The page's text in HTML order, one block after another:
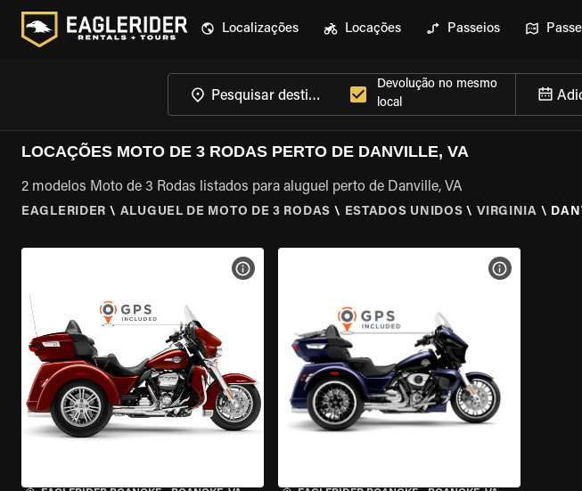
Localizações Locações Passeios
Devolução no mesmo
local
LOCAÇÕES MOTO DE 3 RODAS PERTO DE DANVILLE, VA
2 modelos Moto de 3 Rodas listados para aluguel perto de Danville, VA
EAGLERIDER \ ALUGUEL DE MOTO DE 3 RODAS \ ESTADOS UNIDOS \ VIRGINIA \
VER ESPECIFICAÇÕES DA MOTO VER